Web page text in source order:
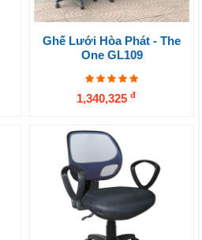
Ghế Lưới Hòa Phát - The
One GL109
1,340,325 đ